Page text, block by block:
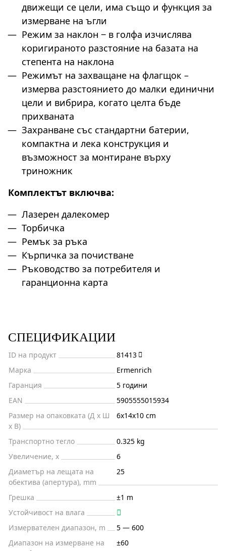
движещи се цели, има също и функция за
измерване на ъгли
Режим за наклон ‒ в голфа изчислява
коригираното разстояние на базата на
степента на наклона
Режимът на захващане на флагщок –
измерва разстоянието до малки единични
цели и вибрира, когато целта бъде
прихваната
Захранване със стандартни батерии,
компактна и лека конструкция и
възможност за монтиране върху
триножник
Комплектът включва:
Лазерен далекомер
Торбичка
Ремък за ръка
Кърпичка за почистване
Ръководство за потребителя и
гаранционна карта
СПЕЦИФИКАЦИИ
ID на продукт
81413
Марка
Ermenrich
Гаранция
5 години
EAN
5905555015934
Размер на опаковката (Д x Ш
x В)
6x14x10 cm
Транспортно тегло
0.325 kg
Увеличение, x
6
Диаметър на лещата на
обектива (апертура), mm
25
Грешка
±1 m
Устойчивост на влага
Измервателен диапазон, m
5 — 600
Диапазон на измерване на
±60